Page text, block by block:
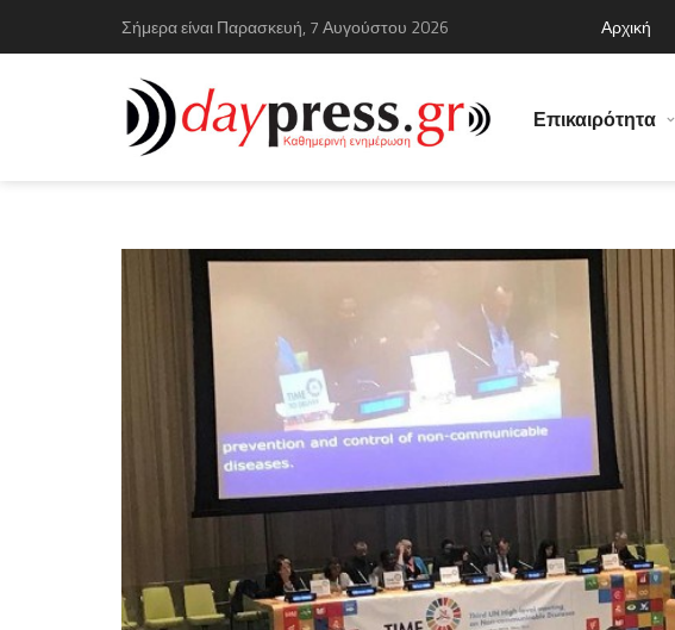
Σήμερα είναι Παρασκευή, 7 Αυγούστου 2026 Αρχική
Επικαιρότητα